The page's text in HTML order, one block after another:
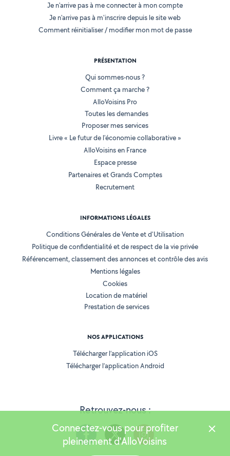
Retrouvez-nous :
Je n'arrive pas à me connecter à mon compte
Je n'arrive pas à m'inscrire depuis le site web
Comment réinitialiser / modifier mon mot de passe
PRÉSENTATION
Qui sommes-nous ?
Comment ça marche ?
AlloVoisins Pro
Toutes les demandes
Proposer mes services
Livre « Le futur de l'économie collaborative »
AlloVoisins en France
Espace presse
Partenaires et Grands Comptes
Recrutement
INFORMATIONS LÉGALES
Conditions Générales de Vente et d'Utilisation
Politique de confidentialité et de respect de la vie privée
Référencement, classement des annonces et contrôle des avis
Mentions légales
Cookies
Location de matériel
Prestation de services
NOS APPLICATIONS
Télécharger l’application iOS
Télécharger l’application Android
Connectez-vous pour profiter
pleinement d'AlloVoisins